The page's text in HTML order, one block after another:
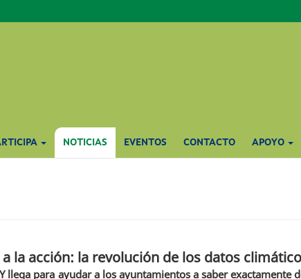
NOTICIAS EVENTOS CONTACTO APOYO
la acción: la revolución de los datos
llega para ayudar a los ayuntamientos a saber